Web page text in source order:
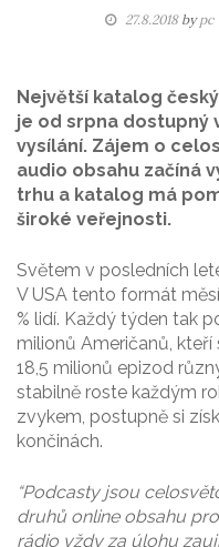
27.8.2018bypc
Největší katalog
je od srpna dostupný
vysílání. Zájem o
audio obsahu začíná
trhu a katalog má
široké veřejnosti.
Světem v posledních
V USA tento formát
% lidí. Každý týden tak
milionů Američanů,
18,5 milionů epizod
stabilně roste každým
zvykem, postupně si
končinách.
“Podcasty jsou
druhů online obsahu
rádio vždy za úlohu